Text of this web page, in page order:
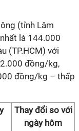
(tỉnh Lâm
là 144.000
(TP.HCM) với
đồng/kg,
đồng/kg – thấp
Thay đổi so với
ngày hôm